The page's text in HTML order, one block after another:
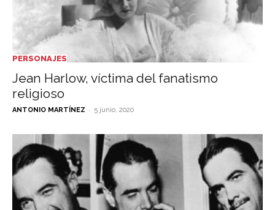
PERSONAJES
Jean Harlow, víctima del fanatismo
religioso
ANTONIO MARTÍNEZ - 5 junio, 2020